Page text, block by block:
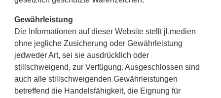
Gewährleistung
Die Informationen auf dieser Website stellt jl.medien
ohne jegliche Zusicherung oder Gewährleistung
jedweder Art, sei sie ausdrücklich oder
stillschweigend, zur Verfügung. Ausgeschlossen sind
auch alle stillschweigenden Gewährleistungen
betreffend die Handelsfähigkeit, die Eignung für